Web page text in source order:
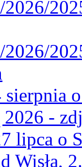
2026/
2026 -
lipca o
Wisłą,